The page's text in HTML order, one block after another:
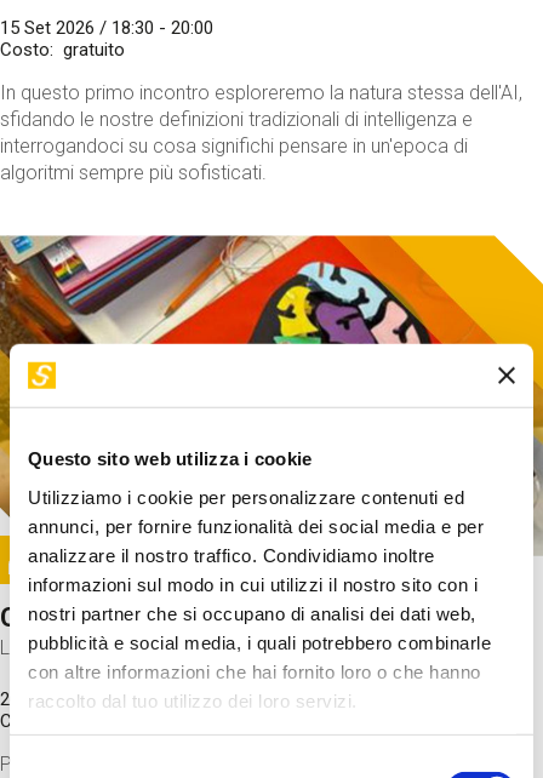
Questo sito web utilizza i cookie
Utilizziamo i cookie per personalizzare contenuti ed
annunci, per fornire funzionalità dei social media e per
analizzare il nostro traffico. Condividiamo inoltre
informazioni sul modo in cui utilizzi il nostro sito con i
nostri partner che si occupano di analisi dei dati web,
pubblicità e social media, i quali potrebbero combinarle
con altre informazioni che hai fornito loro o che hanno
raccolto dal tuo utilizzo dei loro servizi.
Selezione
15 Set 2026 / 18:30 - 20:00
Costo
gratuito
In questo primo incontro esploreremo la natura stessa dell'AI,
sfidando le nostre definizioni tradizionali di intelligenza e
interrogandoci su cosa significhi pensare in un'epoca di
algoritmi sempre più sofisticati.
Image
SUNDAY@STEP
Come funziona il cervello?
Laboratorio
20 Set 2026 / 11:15 - 13:00
Costo
Proveremo a costruire un cervello in cartoncino cercando di